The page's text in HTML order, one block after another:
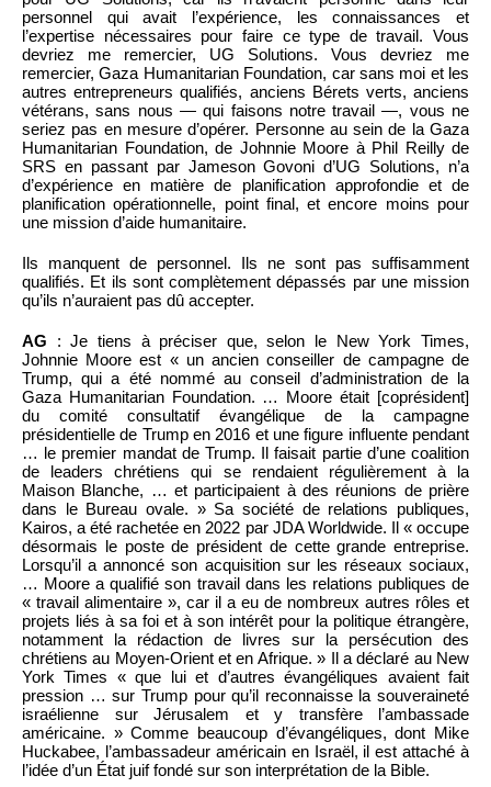
personnel qui avait l’expérience, les connaissances et
l’expertise nécessaires pour faire ce type de travail. Vous
devriez me remercier, UG Solutions. Vous devriez me
remercier, Gaza Humanitarian Foundation, car sans moi et les
autres entrepreneurs qualifiés, anciens Bérets verts, anciens
vétérans, sans nous — qui faisons notre travail —, vous ne
seriez pas en mesure d’opérer. Personne au sein de la Gaza
Humanitarian Foundation, de Johnnie Moore à Phil Reilly de
SRS en passant par Jameson Govoni d’UG Solutions, n’a
d’expérience en matière de planification approfondie et de
planification opérationnelle, point final, et encore moins pour
une mission d’aide humanitaire.
Ils manquent de personnel. Ils ne sont pas suffisamment
qualifiés. Et ils sont complètement dépassés par une mission
qu’ils n’auraient pas dû accepter.
AG : Je tiens à préciser que, selon le New York Times,
Johnnie Moore est « un ancien conseiller de campagne de
Trump, qui a été nommé au conseil d’administration de la
Gaza Humanitarian Foundation. … Moore était [coprésident]
du comité consultatif évangélique de la campagne
présidentielle de Trump en 2016 et une figure influente pendant
… le premier mandat de Trump. Il faisait partie d’une coalition
de leaders chrétiens qui se rendaient régulièrement à la
Maison Blanche, … et participaient à des réunions de prière
dans le Bureau ovale. » Sa société de relations publiques,
Kairos, a été rachetée en 2022 par JDA Worldwide. Il « occupe
désormais le poste de président de cette grande entreprise.
Lorsqu’il a annoncé son acquisition sur les réseaux sociaux,
… Moore a qualifié son travail dans les relations publiques de
« travail alimentaire », car il a eu de nombreux autres rôles et
projets liés à sa foi et à son intérêt pour la politique étrangère,
notamment la rédaction de livres sur la persécution des
chrétiens au Moyen-Orient et en Afrique. » Il a déclaré au New
York Times « que lui et d’autres évangéliques avaient fait
pression … sur Trump pour qu’il reconnaisse la souveraineté
israélienne sur Jérusalem et y transfère l’ambassade
américaine. » Comme beaucoup d’évangéliques, dont Mike
Huckabee, l’ambassadeur américain en Israël, il est attaché à
l’idée d’un État juif fondé sur son interprétation de la Bible.